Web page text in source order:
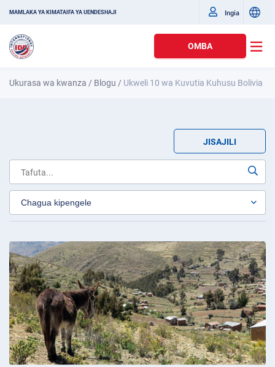
MAMLAKA YA KIMATAIFA YA UENDESHAJI Ingia
OMBA
Ukurasa wa kwanza / Blogu / Ukweli 10 wa Kuvutia Kuhusu Bolivia
JISAJILI